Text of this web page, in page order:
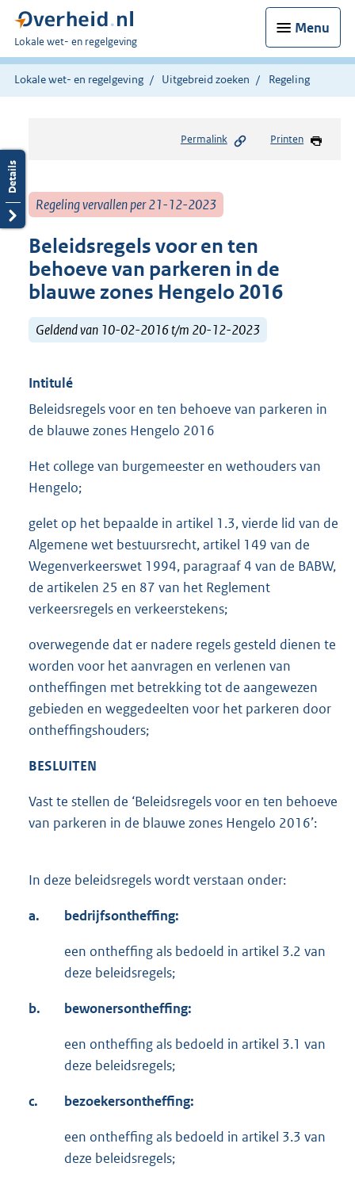
Menu
U
bent
hier:
Lokale wet- en regelgeving
Lokale wet- en regelgeving Uitgebreid zoeken Regeling
Permalink Printen
Regeling vervallen per 21-12-2023
Beleidsregels voor en ten
behoeve van parkeren in de
blauwe zones Hengelo 2016
Geldend van 10-02-2016 t/m 20-12-2023
Intitulé
Beleidsregels voor en ten behoeve van parkeren in
de blauwe zones Hengelo 2016
Het college van burgemeester en wethouders van
Hengelo;
gelet op het bepaalde in artikel 1.3, vierde lid van de
Algemene wet bestuursrecht, artikel 149 van de
Wegenverkeerswet 1994, paragraaf 4 van de BABW,
de artikelen 25 en 87 van het Reglement
verkeersregels en verkeerstekens;
overwegende dat er nadere regels gesteld dienen te
worden voor het aanvragen en verlenen van
ontheffingen met betrekking tot de aangewezen
gebieden en weggedeelten voor het parkeren door
ontheffingshouders;
BESLUITEN
Vast te stellen de ‘Beleidsregels voor en ten behoeve
van parkeren in de blauwe zones Hengelo 2016’:
In deze beleidsregels wordt verstaan onder:
a. bedrijfsontheffing:
een ontheffing als bedoeld in artikel 3.2 van
deze beleidsregels;
b. bewonersontheffing:
een ontheffing als bedoeld in artikel 3.1 van
deze beleidsregels;
c. bezoekersontheffing:
een ontheffing als bedoeld in artikel 3.3 van
deze beleidsregels;